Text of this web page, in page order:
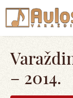
– 2014.